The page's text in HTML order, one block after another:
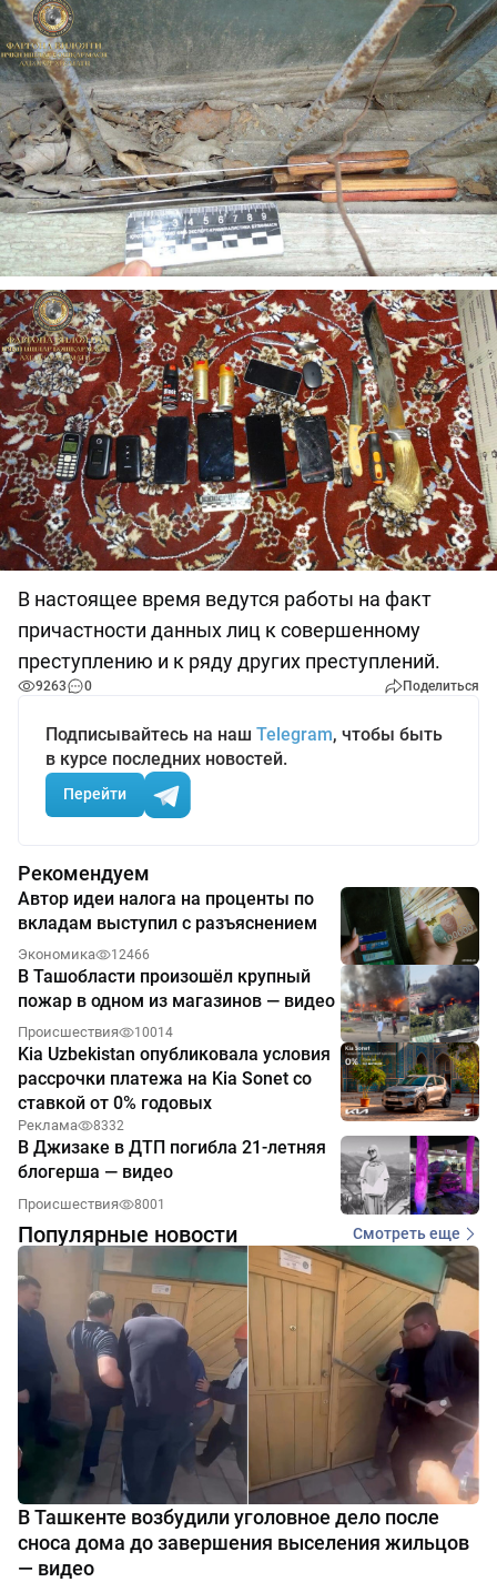
В настоящее время ведутся работы на факт
причастности данных лиц к совершенному
преступлению и к ряду других преступлений.
9263 0 Поделиться
Подписывайтесь на наш Telegram, чтобы быть
в курсе последних новостей.
Перейти
Рекомендуем
Автор идеи налога на проценты по
вкладам выступил с разъяснением
Экономика 12466
В Ташобласти произошёл крупный
пожар в одном из магазинов — видео
Происшествия 10014
Kia Uzbekistan опубликовала условия
рассрочки платежа на Kia Sonet со
ставкой от 0% годовых
Реклама 8332
В Джизаке в ДТП погибла 21-летняя
блогерша — видео
Происшествия 8001
Популярные новости Смотреть еще
В Ташкенте возбудили уголовное дело после
сноса дома до завершения выселения жильцов
— видео